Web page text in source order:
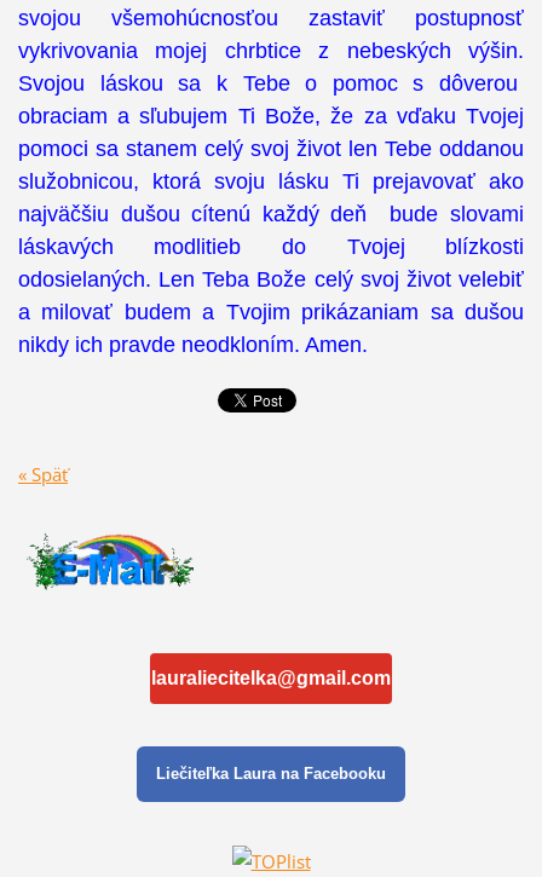
svojou všemohúcnosťou zastaviť postupnosť
vykrivovania mojej chrbtice z nebeských výšin.
Svojou láskou sa k Tebe o pomoc s dôverou
obraciam a sľubujem Ti Bože, že za vďaku Tvojej
pomoci sa stanem celý svoj život len Tebe oddanou
služobnicou, ktorá svoju lásku Ti prejavovať ako
najväčšiu dušou cítenú každý deň bude slovami
láskavých modlitieb do Tvojej blízkosti
odosielaných. Len Teba Bože celý svoj život velebiť
a milovať budem a Tvojim prikázaniam sa dušou
nikdy ich pravde neodkloním. Amen.
« Späť
lauraliecitelka@gmail.com
Liečiteľka Laura na Facebooku